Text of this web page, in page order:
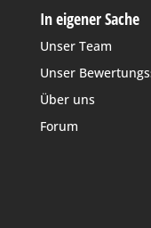
In eigener Sache
Unser Team
Unser
Über uns
Forum